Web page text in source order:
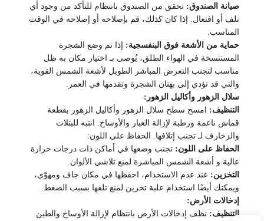
صيانة الصندوق: تحقق من الصندوق بانتظام للتأكد من وجود أي
تلف أو
افتعال. إذا كان كذلك، قم بإصلاحه أو إصلاحه في الوقت
المناسب.
حماية من الأشعة فوق البنفسجية: إذا تم وضع الشجرة
المستنسخة في الهواء الطلق، يُوصى بـ اختيار مكان به ظل
مناسب لتجنب التعرض المباشر الطويل لأشعة الشمس القوية،
والتي قد تؤدي إلى بهتان الشجرة وتقدمها في العمر.
سلال الزهور وأكاليل الزهور:
التنظيف:
امسح سطح سلال الزهور وأكاليل الزهور بقطعة
قماش ناعمة ورطبة لإزالة الغبار والأوساخ. انتبه للبتلات
والزخارف لـ تجنب إتلافها.
الحفاظ على اللون:
الحفاظ على اللون: تجنب وضعها في أماكن ذات درجات حرارة
عالية و
أشعة الشمس المباشرة لمنع تلاشي الألوان.
التخزين: عند عدم الاستخدام، احفظها في مكان جاف ومهوّى،
ويمكنك
أيضًا استخدام علبة تخزين لمنع تلفها بسبب الضغط.
إدخالات الأرض:
التنظيف: نظف إدخالات الأرض بانتظام لإزالة الأوساخ والطين